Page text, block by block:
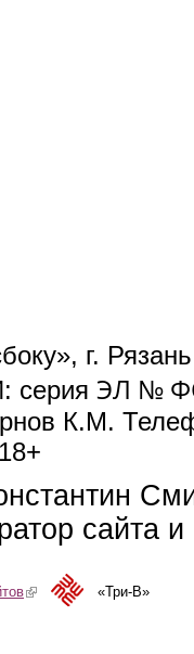
г.
серия ЭЛ №
К.М.
e-mail)
сайта
(link is external)«Три-В»